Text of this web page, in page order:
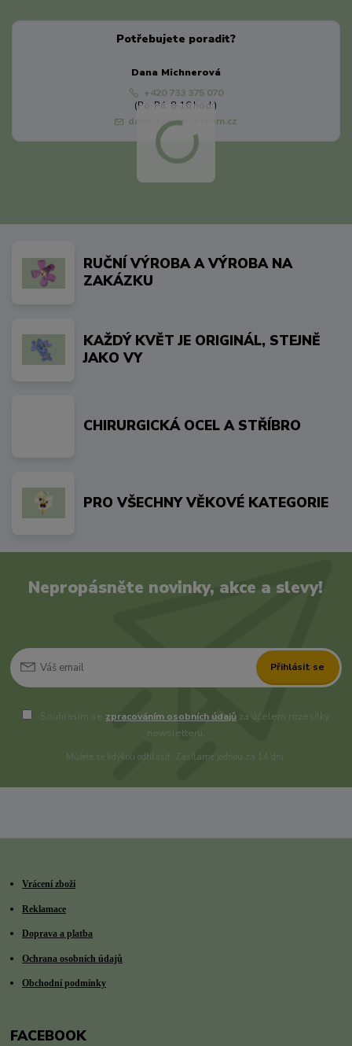
Potřebujete poradit?
Dana Michnerová
+420 733 375 070
(Po-Pá, 8-16 hod.)
dami-bijou@seznam.cz
RUČNÍ VÝROBA A VÝROBA NA
ZAKÁZKU
KAŽDÝ KVĚT JE ORIGINÁL, STEJNĚ
JAKO VY
CHIRURGICKÁ OCEL A STŘÍBRO
PRO VŠECHNY VĚKOVÉ KATEGORIE
Nepropásněte novinky, akce a slevy!
Přihlásit se
Souhlasím se zpracováním osobních údajů za účelem rozesílky
newsletteru.
Můžete se kdykoli odhlásit. Zasíláme jednou za 14 dní.
Vrácení zboží
Reklamace
Doprava a platba
Ochrana osobních údajů
Obchodní podmínky
FACEBOOK